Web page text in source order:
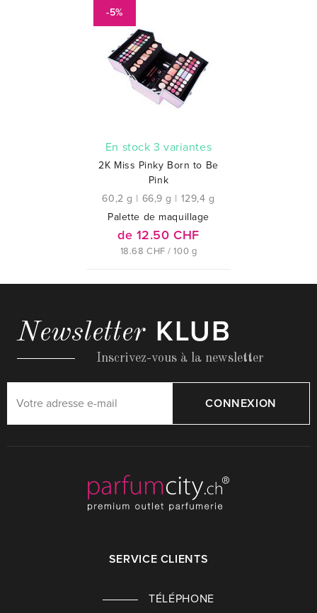
-5%
En stock 3 variantes
2K Miss Pinky Born to Be
Pink
60,2 g | 66,9 g | 129,4 g
Palette de maquillage
de 12.50 CHF
18.68 CHF / 100 g
Newsletter KLUB
Inscrivez-vous à la newsletter
CONNEXION
SERVICE CLIENTS
TÉLÉPHONE